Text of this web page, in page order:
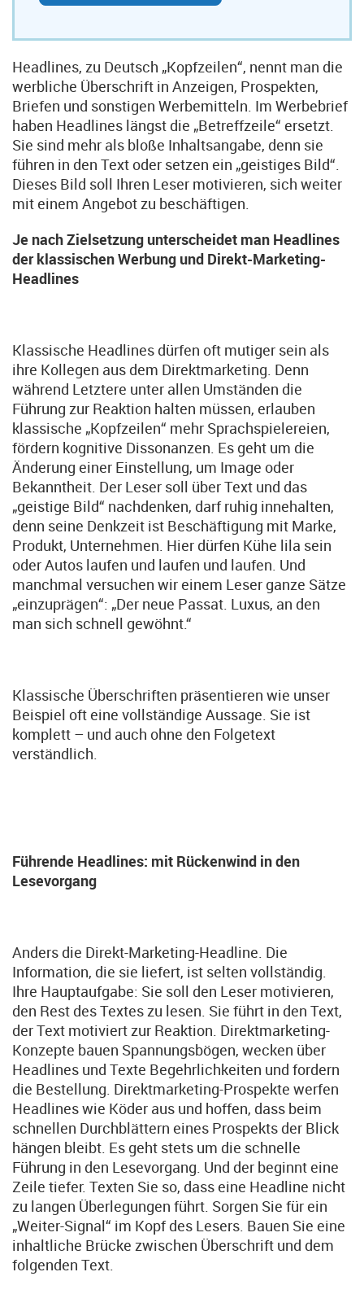
Headlines, zu Deutsch „Kopfzeilen“, nennt man die
werbliche Überschrift in Anzeigen, Prospekten,
Briefen und sonstigen Werbemitteln. Im Werbebrief
haben Headlines längst die „Betreffzeile“ ersetzt.
Sie sind mehr als bloße Inhaltsangabe, denn sie
führen in den Text oder setzen ein „geistiges Bild“.
Dieses Bild soll Ihren Leser motivieren, sich weiter
mit einem Angebot zu beschäftigen.
Je nach Zielsetzung unterscheidet man Headlines
der klassischen Werbung und Direkt-Marketing-
Headlines
Klassische Headlines dürfen oft mutiger sein als
ihre Kollegen aus dem Direktmarketing. Denn
während Letztere unter allen Umständen die
Führung zur Reaktion halten müssen, erlauben
klassische „Kopfzeilen“ mehr Sprachspielereien,
fördern kognitive Dissonanzen. Es geht um die
Änderung einer Einstellung, um Image oder
Bekanntheit. Der Leser soll über Text und das
„geistige Bild“ nachdenken, darf ruhig innehalten,
denn seine Denkzeit ist Beschäftigung mit Marke,
Produkt, Unternehmen. Hier dürfen Kühe lila sein
oder Autos laufen und laufen und laufen. Und
manchmal versuchen wir einem Leser ganze Sätze
„einzuprägen“: „Der neue Passat. Luxus, an den
man sich schnell gewöhnt.“
Klassische Überschriften präsentieren wie unser
Beispiel oft eine vollständige Aussage. Sie ist
komplett – und auch ohne den Folgetext
verständlich.
Führende Headlines: mit Rückenwind in den
Lesevorgang
Anders die Direkt-Marketing-Headline. Die
Information, die sie liefert, ist selten vollständig.
Ihre Hauptaufgabe: Sie soll den Leser motivieren,
den Rest des Textes zu lesen. Sie führt in den Text,
der Text motiviert zur Reaktion. Direktmarketing-
Konzepte bauen Spannungsbögen, wecken über
Headlines und Texte Begehrlichkeiten und fordern
die Bestellung. Direktmarketing-Prospekte werfen
Headlines wie Köder aus und hoffen, dass beim
schnellen Durchblättern eines Prospekts der Blick
hängen bleibt. Es geht stets um die schnelle
Führung in den Lesevorgang. Und der beginnt eine
Zeile tiefer. Texten Sie so, dass eine Headline nicht
zu langen Überlegungen führt. Sorgen Sie für ein
„Weiter-Signal“ im Kopf des Lesers. Bauen Sie eine
inhaltliche Brücke zwischen Überschrift und dem
folgenden Text.